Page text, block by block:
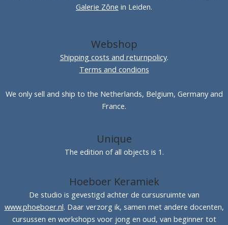
Galerie Zône in Leiden.
Webshop
Shipping costs and returnpolicy.
Terms and condions
We only sell and ship to the Netherlands, Belgium, Germany and
France.
Unique
The edition of all objects is 1.
Hoeboer Keramiek
De studio is gevestigd achter de cursusruimte van
www.phoeboer.nl. Daar verzorg ik, samen met andere docenten,
cursussen en workshops voor jong en oud, van beginner tot